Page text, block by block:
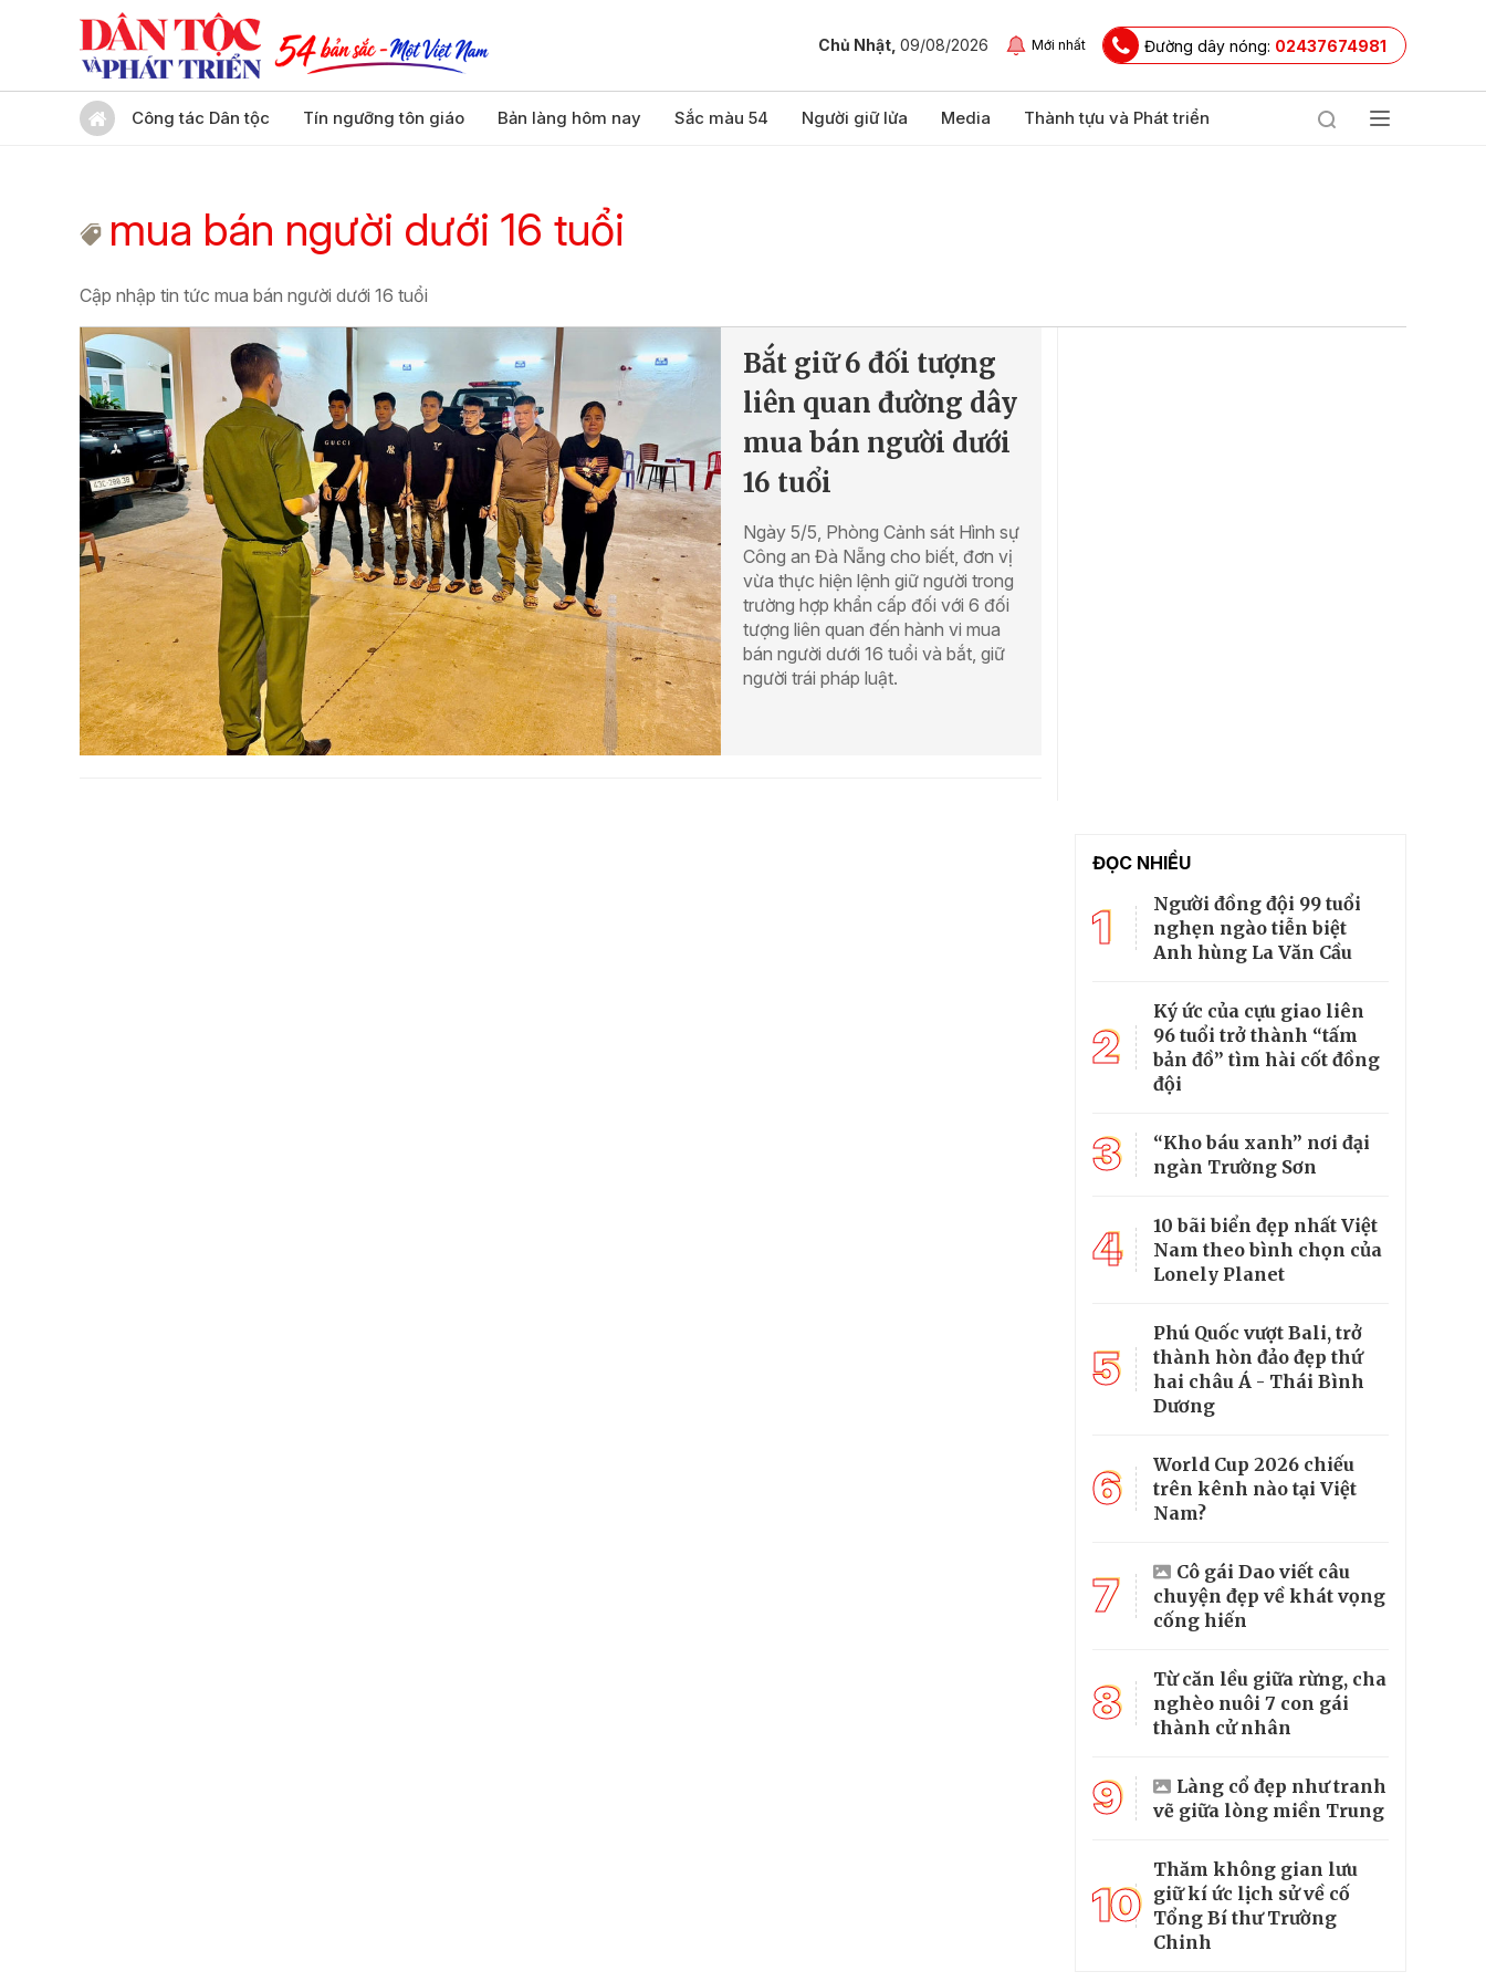
Chủ Nhật, 09/08/2026 Mới nhất Đường dây nóng: 02437674981
Công tác Dân tộc Tín ngưỡng tôn giáo Bản làng hôm nay Sắc màu 54 Người giữ lửa Media Thành tựu và Phát triển
mua bán người dưới 16 tuổi
Cập nhập tin tức mua bán người dưới 16 tuổi
Bắt giữ 6 đối tượng
liên quan đường dây
mua bán người dưới
16 tuổi
Ngày 5/5, Phòng Cảnh sát Hình sự
Công an Đà Nẵng cho biết, đơn vị
vừa thực hiện lệnh giữ người trong
trường hợp khẩn cấp đối với 6 đối
tượng liên quan đến hành vi mua
bán người dưới 16 tuổi và bắt, giữ
người trái pháp luật.
ĐỌC NHIỀU
1
Người đồng đội 99 tuổi
nghẹn ngào tiễn biệt
Anh hùng La Văn Cầu
2
Ký ức của cựu giao liên
96 tuổi trở thành “tấm
bản đồ” tìm hài cốt đồng
đội
3
“Kho báu xanh” nơi đại
ngàn Trường Sơn
4
10 bãi biển đẹp nhất Việt
Nam theo bình chọn của
Lonely Planet
5
Phú Quốc vượt Bali, trở
thành hòn đảo đẹp thứ
hai châu Á - Thái Bình
Dương
6
World Cup 2026 chiếu
trên kênh nào tại Việt
Nam?
7
Cô gái Dao viết câu
chuyện đẹp về khát vọng
cống hiến
8
Từ căn lều giữa rừng, cha
nghèo nuôi 7 con gái
thành cử nhân
9
Làng cổ đẹp như tranh
vẽ giữa lòng miền Trung
10
Thăm không gian lưu
giữ kí ức lịch sử về cố
Tổng Bí thư Trường
Chinh